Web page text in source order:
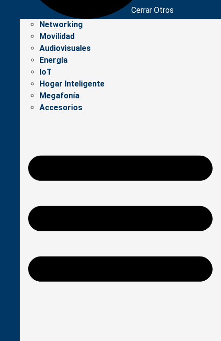
Cerrar Otros
Networking
Movilidad
Audiovisuales
Energía
IoT
Hogar Inteligente
Megafonía
Accesorios